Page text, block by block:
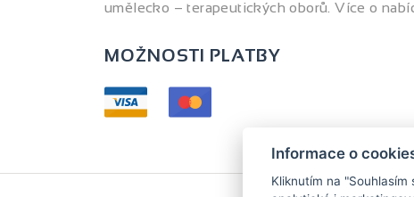
umělecko – terapeutických oborů. Více o
MOŽNOSTI PLATBY
Informace o
Kliknutím na